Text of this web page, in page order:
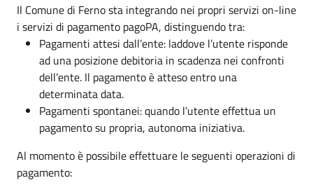
Il Comune di Ferno sta integrando nei propri servizi on-line
i servizi di pagamento pagoPA, distinguendo tra:
Pagamenti attesi dall’ente: laddove l’utente risponde
ad una posizione debitoria in scadenza nei confronti
dell’ente. Il pagamento è atteso entro una
determinata data.
Pagamenti spontanei: quando l’utente effettua un
pagamento su propria, autonoma iniziativa.
Al momento è possibile effettuare le seguenti operazioni di
pagamento: